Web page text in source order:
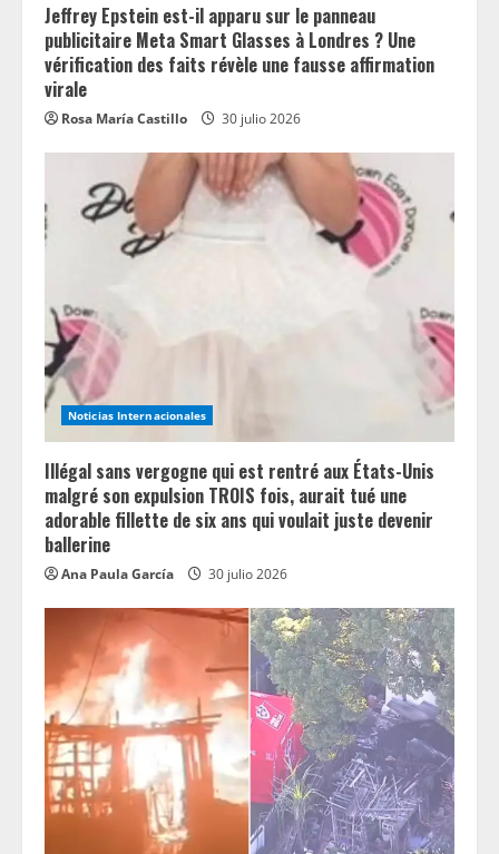
Jeffrey Epstein est-il apparu sur le panneau
publicitaire Meta Smart Glasses à Londres ? Une
vérification des faits révèle une fausse affirmation
virale
Rosa María Castillo 30 julio 2026
Noticias Internacionales
Illégal sans vergogne qui est rentré aux États-Unis
malgré son expulsion TROIS fois, aurait tué une
adorable fillette de six ans qui voulait juste devenir
ballerine
Ana Paula García 30 julio 2026